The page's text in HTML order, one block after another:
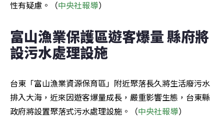
性有疑慮。（中央社報導）
富山漁業保護區遊客爆量 縣府將
設污水處理設施
台東「富山漁業資源保育區」附近聚落長久將生活廢污水
排入大海，近來因遊客爆量成長，嚴重影響生態，台東縣
政府將設置聚落式污水處理設施。（中央社報導）